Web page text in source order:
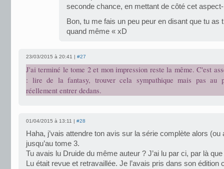
seconde chance, en mettant de côté cet
Bon, tu me fais un peu peur en disant que tu as
quand même « xD
23/03/2015 à 20:41 | #27
J'ai terminé le tome 2 et mon impression reste la même. C'est
: lire de la fantasy, trouver cela sympathique mais pas au
réellement entrer dedans.
01/04/2015 à 13:11 | #28
Haha, j’vais attendre ton avis sur la série complète alors (ou
jusqu’au tome 3.
Tu avais lu Druide du même auteur ? J’ai lu par ci, par là que
Lu était revue et retravaillée. Je l’avais pris dans son édition